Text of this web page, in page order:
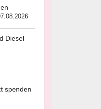
Diesel
spenden